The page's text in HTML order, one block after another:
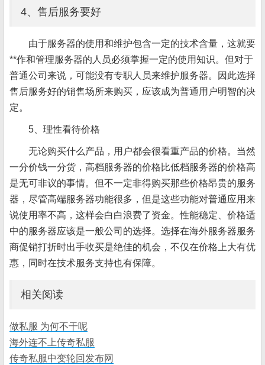
4、售后服务要好
由于服务器的使用和维护包含一定的技术含量，这就要
**作和管理服务器的人员必须掌握一定的使用知识。但对于
普通公司来说，可能没有专职人员来维护服务器。因此选择
售后服务好的销售场所来购买，应该成为普通用户明智的决
定。
5、理性看待价格
无论购买什么产品，用户都会很看重产品的价格。当然
一分价钱一分货，高档服务器的价格比低档服务器的价格高
是无可非议的事情。但不一定非得购买那些价格昂贵的服务
器，尽管高端服务器功能很多，但是这些功能对普通应用来
说使用率不高，这样会白白浪费了资金。性能稳定、价格适
中的服务器应该是一般公司的选择。选择在海外服务器服务
商促销打折时出手收买是绝佳的机会，不仅在价格上大有优
惠，同时在技术服务支持也有保障。
相关阅读
做私服 为何不干呢
海外连不上传奇私服
传奇私服中变轮回发布网